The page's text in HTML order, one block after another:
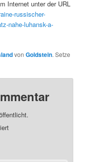
Internet unter der URL
russischer-
nahe-luhansk-a-
vonGoldstein. Setze